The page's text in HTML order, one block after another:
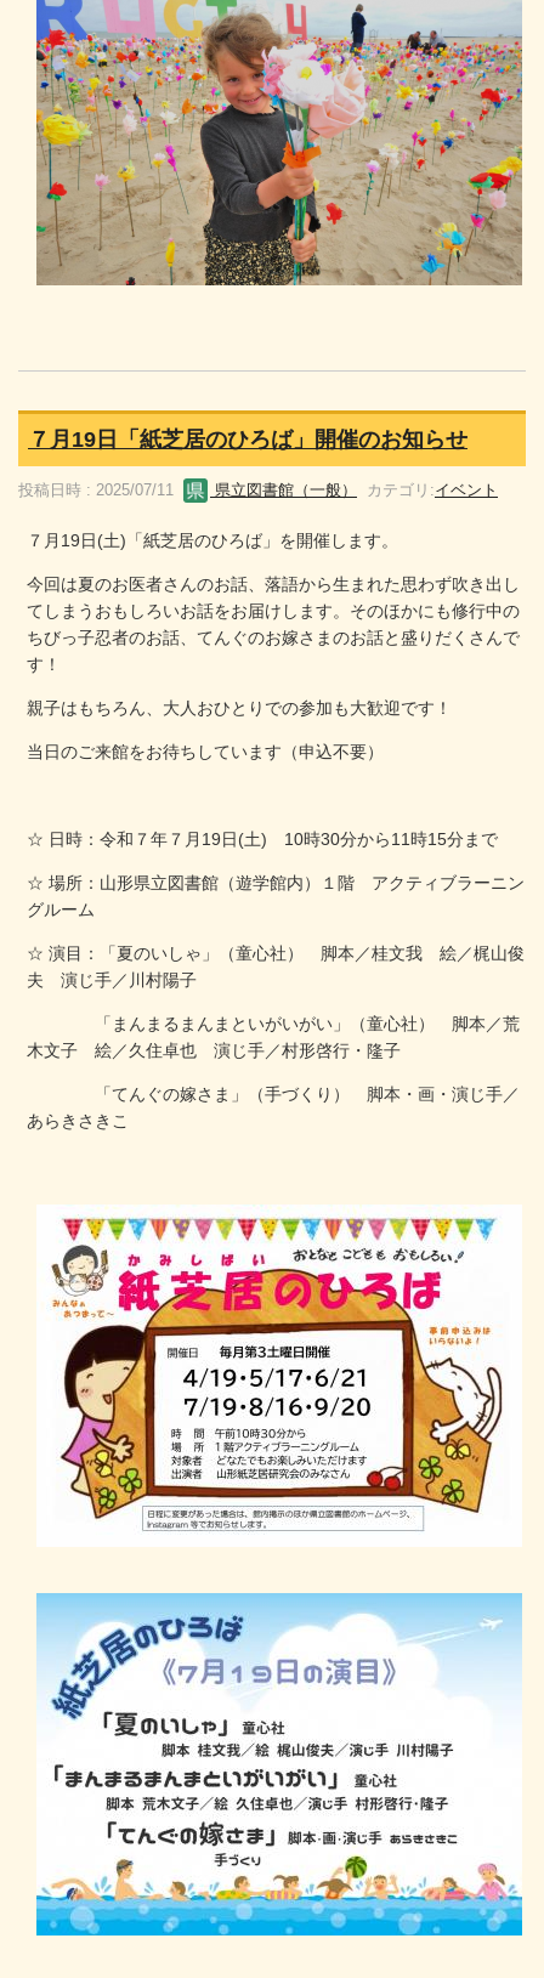
７月19日「紙芝居のひろば」開催のお知らせ
投稿日時 : 2025/07/11 県立図書館（一般） カテゴリ:イベント
７月19日(土)「紙芝居のひろば」を開催します。
今回は夏のお医者さんのお話、落語から生まれた思わず吹き出し
てしまうおもしろいお話をお届けします。そのほかにも修行中の
ちびっ子忍者のお話、てんぐのお嫁さまのお話と盛りだくさんで
す！
親子はもちろん、大人おひとりでの参加も大歓迎です！
当日のご来館をお待ちしています（申込不要）
☆ 日時：令和７年７月19日(土) 10時30分から11時15分まで
☆ 場所：山形県立図書館（遊学館内）１階 アクティブラーニン
グルーム
☆ 演目：「夏のいしゃ」（童心社） 脚本／桂文我 絵／梶山俊
夫 演じ手／川村陽子
「まんまるまんまといがいがい」（童心社） 脚本／荒
木文子 絵／久住卓也 演じ手／村形啓行・隆子
「てんぐの嫁さま」（手づくり） 脚本・画・演じ手／
あらきさきこ